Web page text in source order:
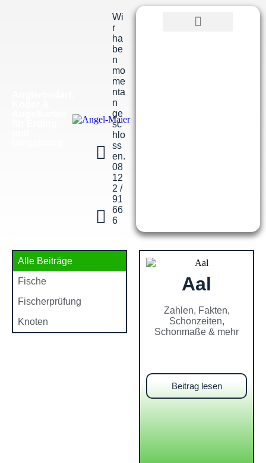
Wi
r
ha
be
n
mo
me
nta
n
ge
sc
hlo
ss
en.
08
12
2 /
91
66
6
Fische
Fischerprüfung
Knoten
Alle Beiträge
Aal
Zahlen, Fakten,
Schonzeiten,
Schonmaße & mehr
Beitrag lesen